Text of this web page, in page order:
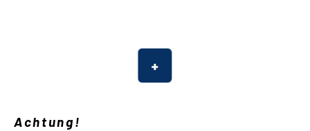
Suche
Achtung!